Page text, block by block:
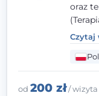
oraz
mnie
to
Czytaj
od 200 zł/ wizyta